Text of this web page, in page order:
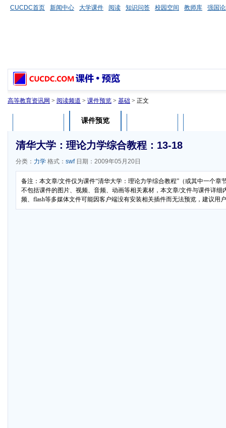
CUCDC首页 新闻中心 大学课件 阅读 知识问答 校园空间 教师库 强国
高等教育资讯网 > 阅读频道 > 课件预览 > 基础 > 正文
课件预览
清华大学：理论力学综合教程：13-18
分类： 力学 格式： swf日期：2009年05月20日
备注：本文章/文件仅为课件“清华大学：理论力学综合教程”（或其中一个章
不包括课件的图片、视频、音频、动画等相关素材，本文章/文件与课件详细
频、flash等多媒体文件可能因客户端没有安装相关插件而无法预览，建议用